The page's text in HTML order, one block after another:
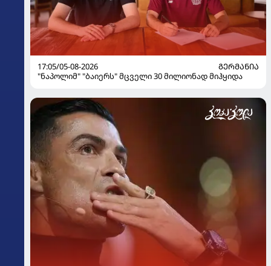
17:05/05-08-2026
ᲒᲔᲠᲛᲐᲜᲘᲐ
"ნაპოლიმ" "ბაიერს" მცველი 30 მილიონად მიჰყიდა